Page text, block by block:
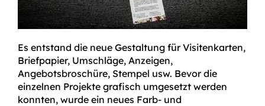
Es entstand die neue Gestaltung für Visitenkarten,
Briefpapier, Umschläge, Anzeigen,
Angebotsbroschüre, Stempel usw. Bevor die
einzelnen Projekte grafisch umgesetzt werden
konnten, wurde ein neues Farb- und